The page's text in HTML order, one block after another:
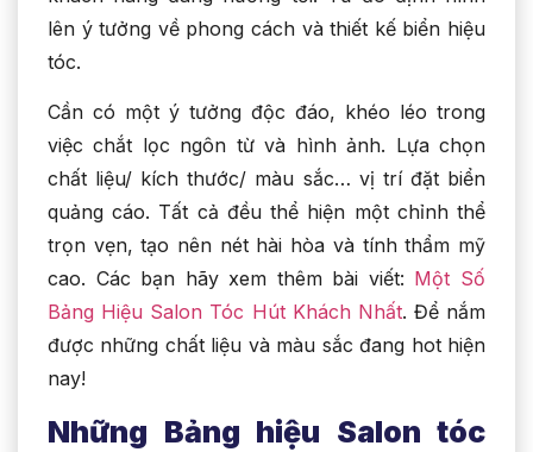
lên ý tưởng về phong cách và thiết kế biển hiệu
tóc.
Cần có một ý tưởng độc đáo, khéo léo trong
việc chắt lọc ngôn từ và hình ảnh. Lựa chọn
chất liệu/ kích thước/ màu sắc… vị trí đặt biển
quảng cáo. Tất cả đều thể hiện một chỉnh thể
trọn vẹn, tạo nên nét hài hòa và tính thẩm mỹ
cao. Các bạn hãy xem thêm bài viết: Một Số
Bảng Hiệu Salon Tóc Hút Khách Nhất. Để nắm
được những chất liệu và màu sắc đang hot hiện
nay!
Những Bảng hiệu Salon tóc